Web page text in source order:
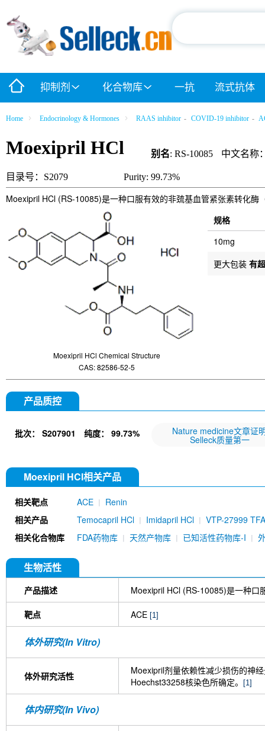
抑制剂 化合物库 一抗 流式抗体
Home Endocrinology & Hormones RAAS inhibitor - COVID-19 inhibitor -
Moexipril HCl 别名: RS-10085 中文名称
目录号：S2079 Purity: 99.73%
Moexipril HCl (RS-10085)是一种口服有效的非巯基血管紧张素转化酶
Moexipril HCl Chemical Structure
CAS: 82586-52-5
规格
10mg
更大包装 有
产品质控
批次： S207901 纯度： 99.73% Nature medicine文章证
Selleck质量第一
Moexipril HCl相关产品
相关靶点 ACE
Renin
相关产品
Temocapril HCl Imidapril HCl
VTP-27999 TFA
相关化合物库
FDA药物库 天然产物库 已知活性药物库-I
生物活性
产品描述 Moexipril HCl (RS-10085)是一种口
靶点 ACE [1]
体外研究(In Vitro)
体外研究活性
Moexipril剂量依赖性减少损伤的神
Hoechst33258核染色所确定。
[1]
体内研究(In Vivo)